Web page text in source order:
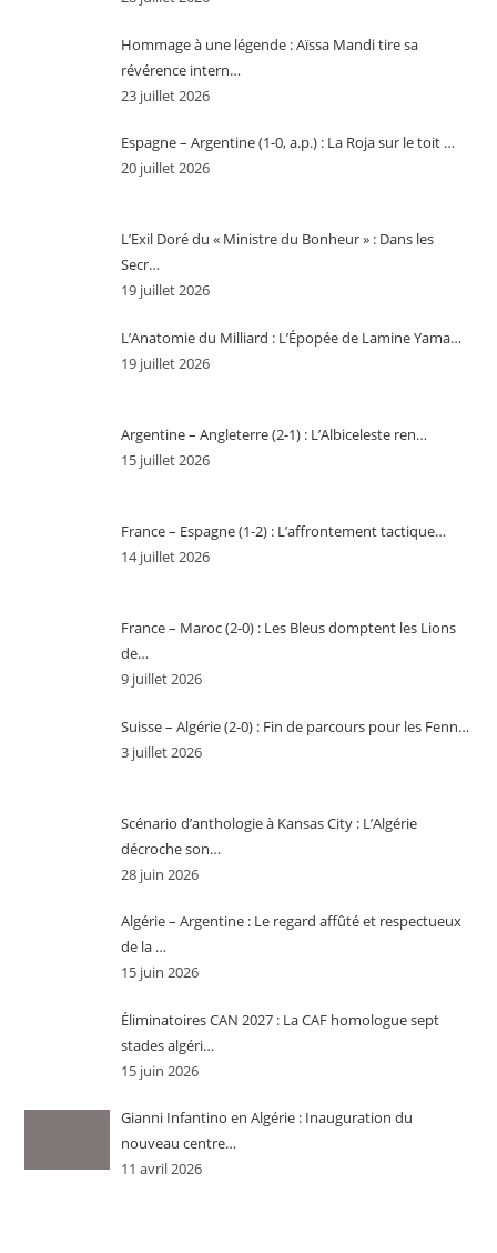
Hommage à une légende : Aïssa Mandi tire sa
révérence intern…
23 juillet 2026
Espagne – Argentine (1-0, a.p.) : La Roja sur le toit …
20 juillet 2026
L’Exil Doré du « Ministre du Bonheur » : Dans les
Secr…
19 juillet 2026
L’Anatomie du Milliard : L’Épopée de Lamine Yama…
19 juillet 2026
Argentine – Angleterre (2-1) : L’Albiceleste ren…
15 juillet 2026
France – Espagne (1-2) : L’affrontement tactique…
14 juillet 2026
France – Maroc (2-0) : Les Bleus domptent les Lions
de…
9 juillet 2026
Suisse – Algérie (2-0) : Fin de parcours pour les Fenn…
3 juillet 2026
Scénario d’anthologie à Kansas City : L’Algérie
décroche son…
28 juin 2026
Algérie – Argentine : Le regard affûté et respectueux
de la …
15 juin 2026
Éliminatoires CAN 2027 : La CAF homologue sept
stades algéri…
15 juin 2026
Gianni Infantino en Algérie : Inauguration du
nouveau centre…
11 avril 2026